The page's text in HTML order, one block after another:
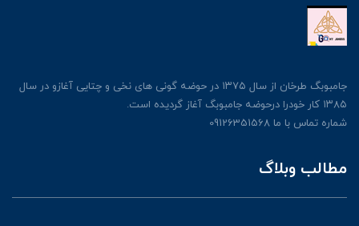
جامبوبگ طرخان از سال ۱۳۷۵ در حوضه گونی های نخی و چتایی آغازو در سال
۱۳۸۵ کار خودرا درحوضه جامبوبگ آغاز گردیده است.
شماره تماس با ما 09126351568
مطالب وبلاگ